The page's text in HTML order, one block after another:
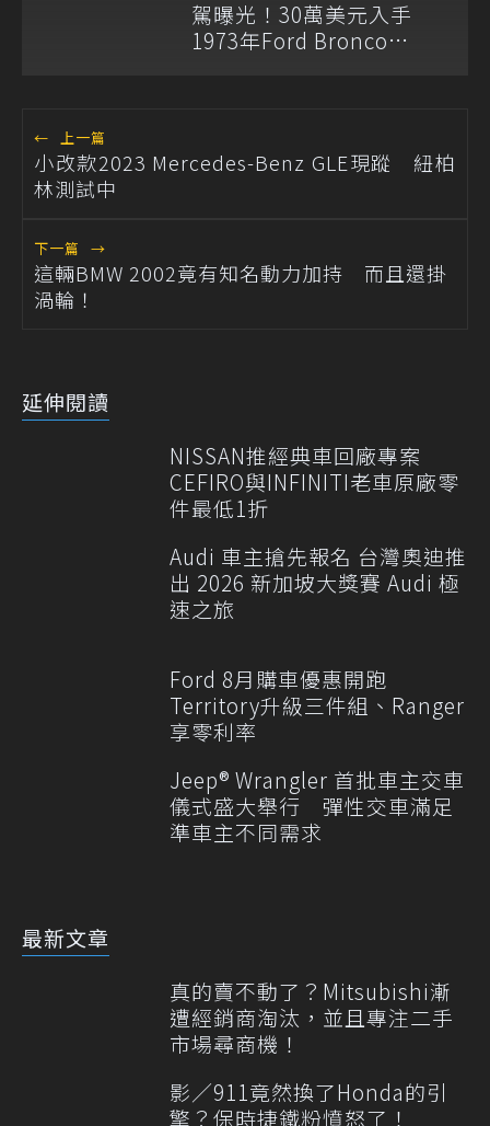
駕曝光！30萬美元入手
1973年Ford Bronco
← 上一篇
小改款2023 Mercedes-Benz GLE現蹤 紐柏
林測試中
下一篇 →
這輛BMW 2002竟有知名動力加持 而且還掛
渦輪！
延伸閱讀
NISSAN推經典車回廠專案
CEFIRO與INFINITI老車原廠零
件最低1折
Audi 車主搶先報名 台灣奧迪推
出 2026 新加坡大獎賽 Audi 極
速之旅
Ford 8月購車優惠開跑
Territory升級三件組、Ranger
享零利率
Jeep® Wrangler 首批車主交車
儀式盛大舉行 彈性交車滿足
準車主不同需求
最新文章
真的賣不動了？Mitsubishi漸
遭經銷商淘汰，並且專注二手
市場尋商機！
影／911竟然換了Honda的引
擎？保時捷鐵粉憤怒了！